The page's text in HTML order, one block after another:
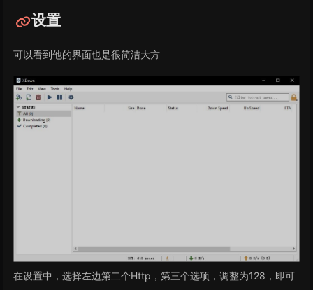
设置
可以看到他的界面也是很简洁大方
在设置中，选择左边第二个Http，第三个选项，调整为128，即可